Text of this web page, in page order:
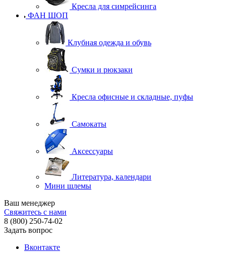
Кресла для симрейсинга
ФАН ШОП
Клубная одежда и обувь
Сумки и рюкзаки
Кресла офисные и складные, пуфы
Самокаты
Аксессуары
Литература, календари
Мини шлемы
Ваш менеджер
Свяжитесь с нами
8 (800) 250-74-02
Задать вопрос
Вконтакте